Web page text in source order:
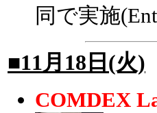
同で実施
■11月18日(火)
COMDEX